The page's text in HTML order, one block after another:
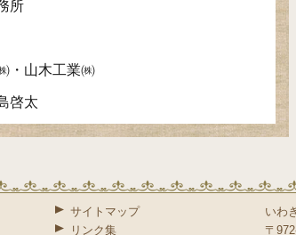
所
・山木工業㈱
啓太
サイトマップ
リンク集
いわ
〒